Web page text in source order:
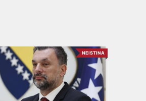
NEISTINA